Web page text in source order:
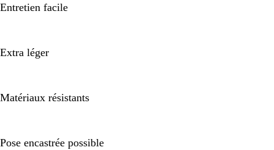
Entretien facile
Extra léger
Matériaux résistants
Pose encastrée possible